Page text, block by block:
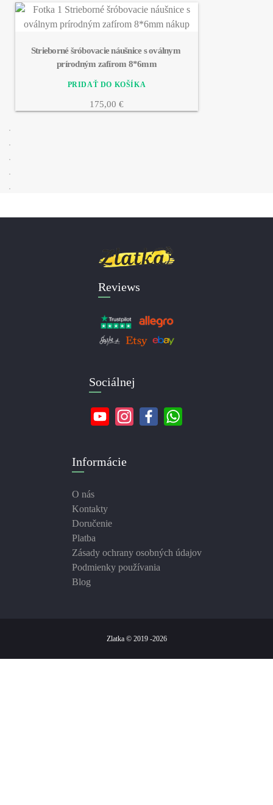
Strieborné šróbovacie náušnice s oválnym
prírodným zafírom 8*6mm
175,00 €
Reviews
Sociálnej
Informácie
O nás
Kontakty
Doručenie
Platba
Zásady ochrany osobných údajov
Podmienky používania
Blog
Zlatka © 2019 -2026